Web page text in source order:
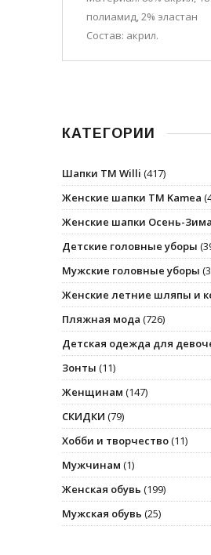
полиамид, 2% эластан
Состав: акрил.
КАТЕГОРИИ
Шапки ТМ Willi (417)
Женские шапки ТМ Kamea
Женские шапки Осень-Зима
Детские головные уборы
Мужские головные уборы
Женские летние шляпы и
Пляжная мода (726)
Детская одежда для
Зонты (11)
Женщинам (147)
СКИДКИ (79)
Хобби и творчество(11)
Мужчинам (1)
Женская обувь (199)
Мужская обувь (25)